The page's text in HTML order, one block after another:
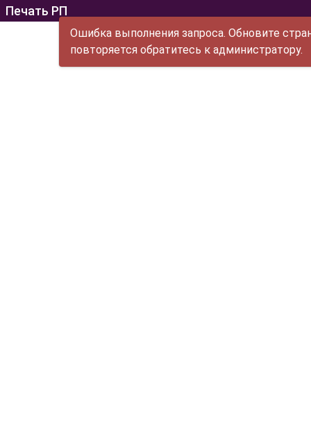
Печать РП
Ошибка выполнения запроса. Обновите
повторяется обратитесь к администратору.